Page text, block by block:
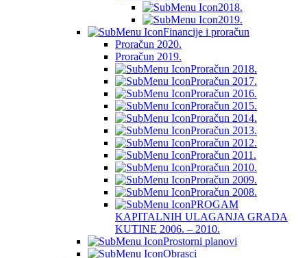
2018.
2019.
Financije i proračun
Proračun 2020.
Proračun 2019.
Proračun 2018.
Proračun 2017.
Proračun 2016.
Proračun 2015.
Proračun 2014.
Proračun 2013.
Proračun 2012.
Proračun 2011.
Proračun 2010.
Proračun 2009.
Proračun 2008.
PROGAM
KAPITALNIH ULAGANJA GRADA
KUTINE 2006. – 2010.
Prostorni planovi
Obrasci